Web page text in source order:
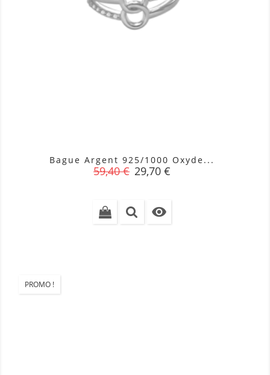
Bague Argent 925/1000 Oxyde...
Prix
59,40 € Prix
29,70 €

PROMO !